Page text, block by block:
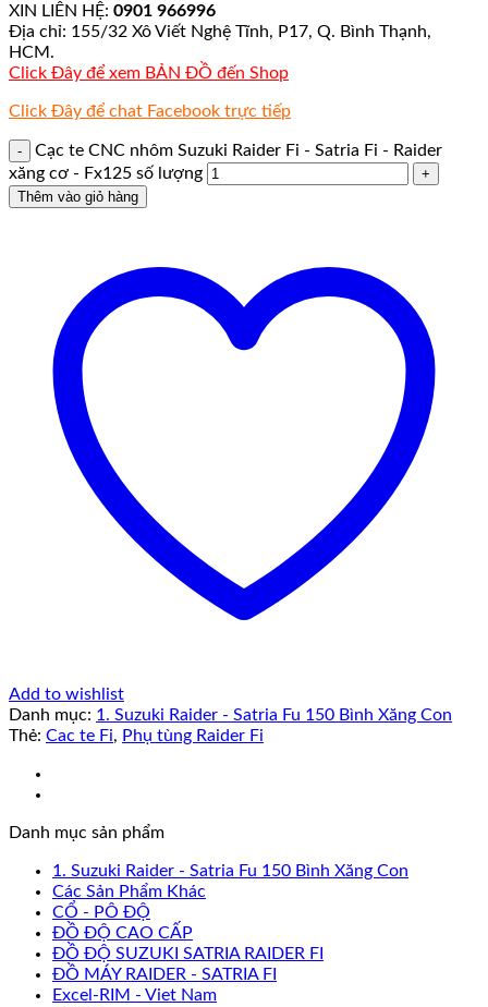
XIN LIÊN HỆ: 0901 966996
Địa chỉ: 155/32 Xô Viết Nghệ Tĩnh, P17, Q. Bình Thạnh,
HCM.
Click Đây để xem BẢN ĐỒ đến Shop
Click Đây để chat Facebook trực tiếp
Cạc te CNC nhôm Suzuki Raider Fi - Satria Fi - Raider
xăng cơ - Fx125 số lượng
Thêm vào giỏ hàng
Add to wishlist
Danh mục: 1. Suzuki Raider - Satria Fu 150 Bình Xăng Con
Thẻ: Cac te Fi, Phụ tùng Raider Fi
Danh mục sản phẩm
1. Suzuki Raider - Satria Fu 150 Bình Xăng Con
Các Sản Phẩm Khác
CỔ - PÔ ĐỘ
ĐỒ ĐỘ CAO CẤP
ĐỒ ĐỘ SUZUKI SATRIA RAIDER FI
ĐỒ MÁY RAIDER - SATRIA FI
Excel-RIM - Viet Nam